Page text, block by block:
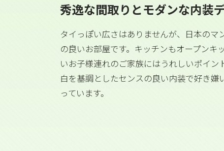
秀逸な間取りとモダンな内装
タイっぽい広さはありませんが、日本のマ
の良いお部屋です。キッチンもオープンキ
いお子様連れのご家族にはうれしいポイン
白を基調としたセンスの良い内装で好き嫌
っています。